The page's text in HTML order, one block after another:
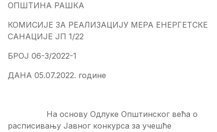
ОПШТИНА РАШКА
КОМИСИЈЕ ЗА РЕАЛИЗАЦИЈУ МЕРА ЕНЕРГЕТСКЕ
САНАЦИЈЕ ЈП 1/22
БРОЈ 06-3/2022-1
ДАНА 05.07.2022. године
На основу Одлуке Општинског већа о
расписивању Јавног конкурса за учешће